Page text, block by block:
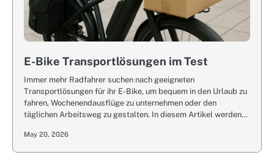
E-Bike Transportlösungen im Test
Immer mehr Radfahrer suchen nach geeigneten
Transportlösungen für ihr E-Bike, um bequem in den Urlaub zu
fahren, Wochenendausflüge zu unternehmen oder den
täglichen Arbeitsweg zu gestalten. In diesem Artikel werden…
May 20, 2026